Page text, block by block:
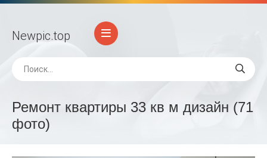
Newpic.top
Ремонт квартиры 33 кв м дизайн (71
фото)